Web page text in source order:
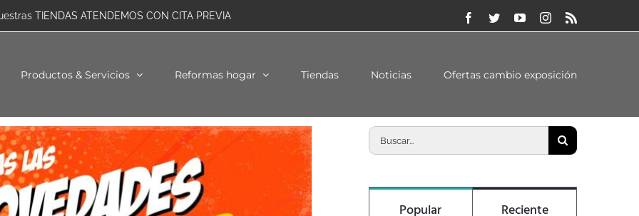
TIENDAS ATENDEMOS CON CITA PREVIA Facebook
TwitterYouTubeInstagram
Productos & Servicios Reformas hogar Tiendas Noticias Ofertas cambio exposición
Inicio / Novedades al 25% de descuento
Buscar:
Popular Reciente